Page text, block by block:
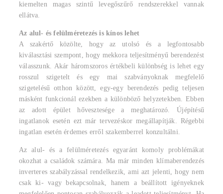
kiemelten magas szintű levegőszűrő rendszerekkel vannak
ellátva.
Az alul- és felülméretezés is kínos lehet
A szakértő közölte, hogy az utolsó és a legfontosabb
kiválasztási szempont, hogy mekkora teljesítményű berendezést
válasszunk. Akár háromszoros értékbeli különbség is lehet egy
rosszul szigetelt és egy mai szabványoknak megfelelő
szigetelésű otthon között, egy-egy berendezés pedig teljesen
másként funkcionál ezekben a különböző helyzetekben. Ebben
az adott épület hővesztesége a meghatározó. Újépítésű
ingatlanok esetén ezt már tervezéskor megállapítják. Régebbi
ingatlan esetén érdemes erről szakemberrel konzultálni.
Az alul- és a felülméretezés egyaránt komoly problémákat
okozhat a családok számára. Ma már minden klímaberendezés
inverteres szabályzással rendelkezik, ami azt jelenti, hogy nem
csak ki- vagy bekapcsolnak, hanem a beállított igényeknek